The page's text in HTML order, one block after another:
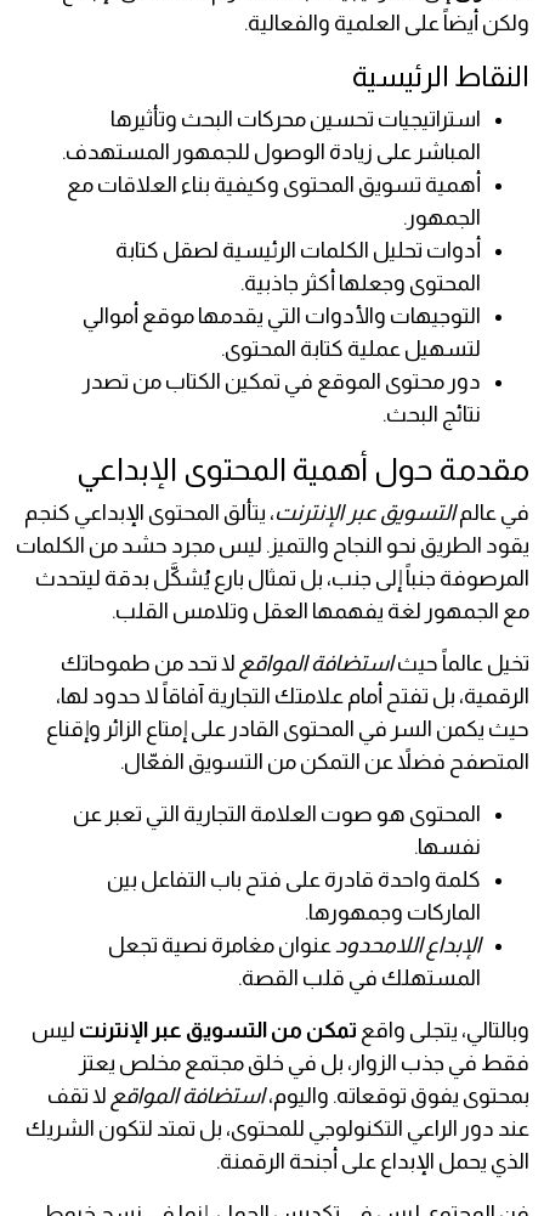
ولكن أيضاً على العلمية والفعالية.
النقاط الرئيسية
استراتيجيات تحسين محركات البحث وتأثيرها
المباشر على زيادة الوصول للجمهور المستهدف.
أهمية تسويق المحتوى وكيفية بناء العلاقات مع
الجمهور.
أدوات تحليل الكلمات الرئيسية لصقل كتابة
المحتوى وجعلها أكثر جاذبية.
التوجيهات والأدوات التي يقدمها موقع أموالي
لتسهيل عملية كتابة المحتوى.
دور محتوى الموقع في تمكين الكتاب من تصدر
نتائج البحث.
مقدمة حول أهمية المحتوى الإبداعي
في عالمالتسويق عبر الإنترنت، يتألق المحتوى الإبداعي كنجم
يقود الطريق نحو النجاح والتميز. ليس مجرد حشد من الكلمات
المرصوفة جنباً إلى جنب، بل تمثال بارع يُشكَّل بدقة ليتحدث
مع الجمهور لغة يفهمها العقل وتلامس القلب.
تخيل عالماً حيثاستضافة المواقع لا تحد من طموحاتك
الرقمية، بل تفتح أمام علامتك التجارية آفاقاً لا حدود لها،
حيث يكمن السر في المحتوى القادر على إمتاع الزائر وإقناع
المتصفح فضلاً عن التمكن من التسويق الفعّال.
المحتوى هو صوت العلامة التجارية التي تعبر عن
نفسها.
كلمة واحدة قادرة على فتح باب التفاعل بين
الماركات وجمهورها.
الإبداع اللامحدودعنوان مغامرة نصية تجعل
المستهلك في قلب القصة.
وبالتالي، يتجلى واقع تمكن من التسويق عبر الإنترنت ليس
فقط في جذب الزوار، بل في خلق مجتمع مخلص يعتز
بمحتوى يفوق توقعاته. واليوم،استضافة المواقع لا تقف
عند دور الراعي التكنولوجي للمحتوى، بل تمتد لتكون الشريك
الذي يحمل الإبداع على أجنحة الرقمنة.